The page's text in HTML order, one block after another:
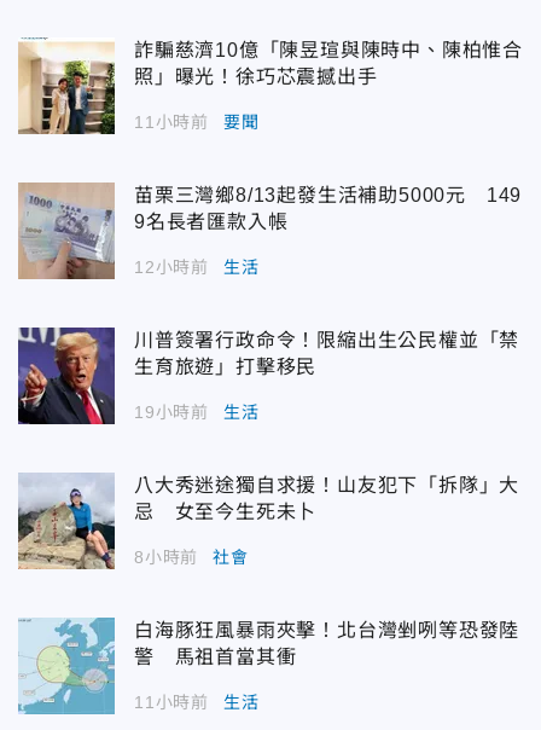
詐騙慈濟10億「陳昱瑄與陳時中、陳柏惟合
照」曝光！徐巧芯震撼出手
11小時前 要聞
苗栗三灣鄉8/13起發生活補助5000元 149
9名長者匯款入帳
12小時前 生活
川普簽署行政命令！限縮出生公民權並「禁
生育旅遊」打擊移民
19小時前 生活
八大秀迷途獨自求援！山友犯下「拆隊」大
忌 女至今生死未卜
8小時前 社會
白海豚狂風暴雨夾擊！北台灣剉咧等恐發陸
警 馬祖首當其衝
11小時前 生活